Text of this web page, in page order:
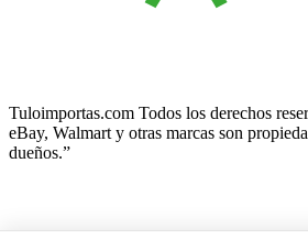
Tuloimportas.com Todos los derechos
eBay, Walmart y otras marcas son
dueños.”